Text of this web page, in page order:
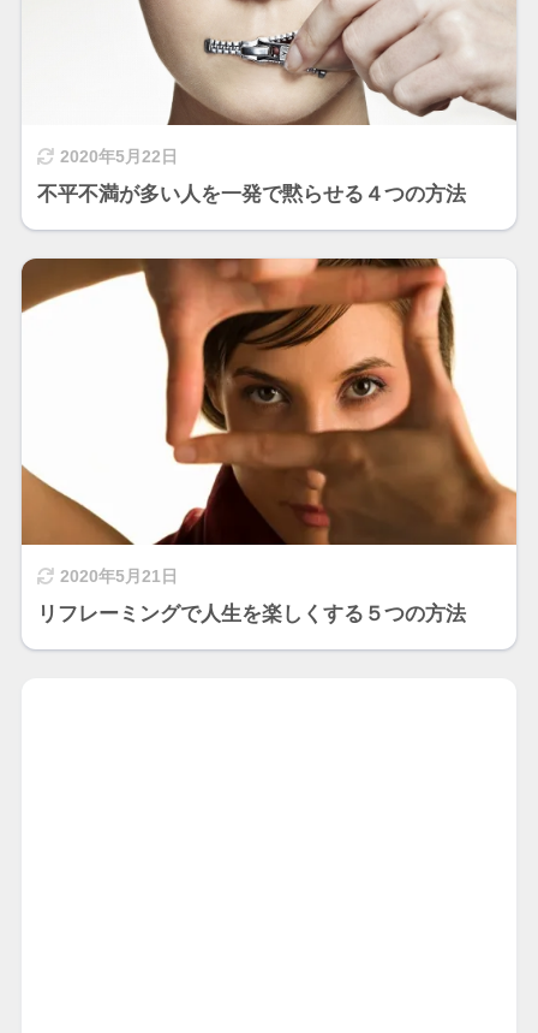
2020年5月22日
不平不満が多い人を一発で黙らせる４つの方法
2020年5月21日
リフレーミングで人生を楽しくする５つの方法